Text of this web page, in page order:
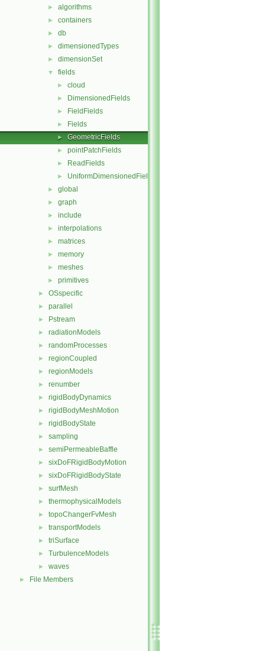
► algorithms
► containers
► db
► dimensionedTypes
► dimensionSet
▼ fields
► cloud
► DimensionedFields
► FieldFields
► Fields
► GeometricFields
► pointPatchFields
► ReadFields
► UniformDimensionedFields
► global
► graph
► include
► interpolations
► matrices
► memory
► meshes
► primitives
► OSspecific
► parallel
► Pstream
► radiationModels
► randomProcesses
► regionCoupled
► regionModels
► renumber
► rigidBodyDynamics
► rigidBodyMeshMotion
► rigidBodyState
► sampling
► semiPermeableBaffle
► sixDoFRigidBodyMotion
► sixDoFRigidBodyState
► surfMesh
► thermophysicalModels
► topoChangerFvMesh
► transportModels
► triSurface
► TurbulenceModels
► waves
► File Members